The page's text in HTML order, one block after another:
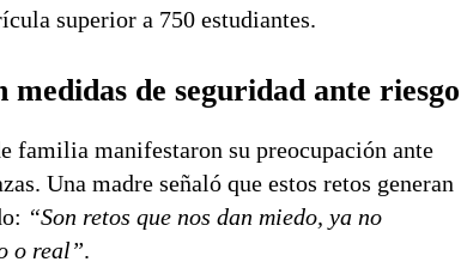
superior a 750 estudiantes.
medidas de seguridad ante riesgo
familia manifestaron su preocupación ante
Una madre señaló que estos retos generan
“Son retos que nos dan miedo, ya no
o real”.